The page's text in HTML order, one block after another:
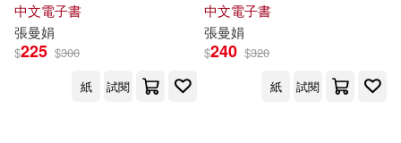
中文電子書
張曼娟
$225 $300
紙
試閱
中文電子書
張曼娟
$240 $320
紙
試閱